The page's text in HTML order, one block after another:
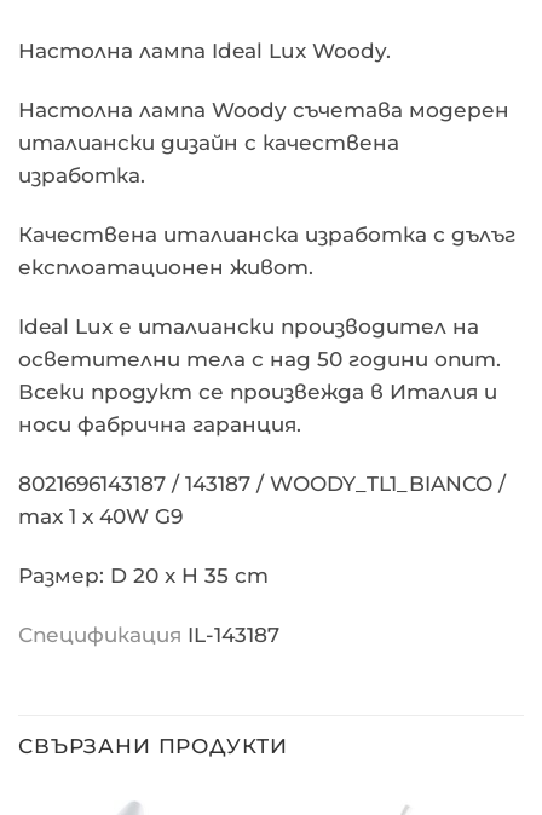
Настолна лампа Ideal Lux Woody.
Настолна лампа Woody съчетава модерен
италиански дизайн с качествена
изработка.
Качествена италианска изработка с дълъг
експлоатационен живот.
Ideal Lux е италиански производител на
осветителни тела с над 50 години опит.
Всеки продукт се произвежда в Италия и
носи фабрична гаранция.
8021696143187 / 143187 / WOODY_TL1_BIANCO /
max 1 x 40W G9
Размер: D 20 x H 35 cm
Спецификация IL-143187
СВЪРЗАНИ ПРОДУКТИ